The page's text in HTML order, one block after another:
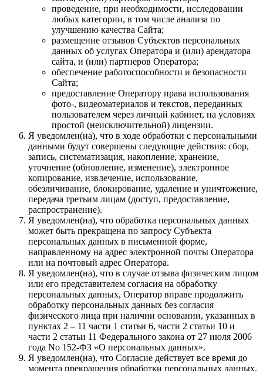
проведение, при необходимости, исследовании
любых категории, в том числе анализа по
улучшению качества Сайта;
размещение отзывов Субъектов персональных
данных об услугах Оператора и (или) арендатора
сайта, и (или) партнеров Оператора;
обеспечение работоспособности и безопасности
Сайта;
предоставление Оператору права использования
фото-, видеоматериалов и текстов, переданных
пользователем через личный кабинет, на условиях
простой (неисключительной) лицензии.
Я уведомлен(на), что в ходе обработки с персональными
данными будут совершены следующие действия: сбор,
запись, систематизация, накопление, хранение,
уточнение (обновление, изменение), электронное
копирование, извлечение, использование,
обезличивание, блокирование, удаление и уничтожение,
передача третьим лицам (доступ, предоставление,
распространение).
Я уведомлен(на), что обработка персональных данных
может быть прекращена по запросу Субъекта
персональных данных в письменной форме,
направленному на адрес электронной почты Оператора
или на почтовый адрес Оператора.
Я уведомлен(на), что в случае отзыва физическим лицом
или его представителем согласия на обработку
персональных данных, Оператор вправе продолжить
обработку персональных данных без согласия
физического лица при наличии основании, указанных в
пунктах 2 – 11 части 1 статьи 6, части 2 статьи 10 и
части 2 статьи 11 Федерального закона от 27 июля 2006
года No 152-ФЗ «О персональных данных».
Я уведомлен(на), что Согласие действует все время до
момента прекращения обработки персональных данных.